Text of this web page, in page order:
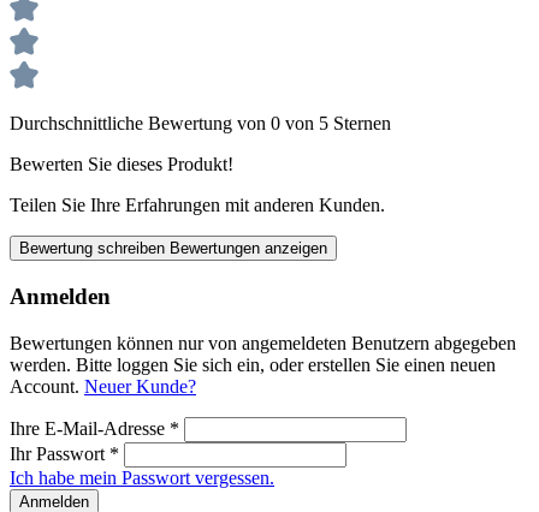
Intensiv-hellbraun
Menge
S-U-SHADE-SET-WACHS, Farbnäpfchen 5 g, Nr. 10
Intensiv-dunkelbraun
Art. Nr. 652805
Durchschnittliche Bewertung von 0 von 5 Sternen
Bewerten Sie dieses Produkt!
Teilen Sie Ihre Erfahrungen mit anderen Kunden.
Bewertung schreiben Bewertungen anzeigen
Anmelden
Bewertungen können nur von angemeldeten Benutzern abgegeben
werden. Bitte loggen Sie sich ein, oder erstellen Sie einen neuen
Account. Neuer Kunde?
Ihre E-Mail-Adresse *
Ihr Passwort *
Ich habe mein Passwort vergessen.
Anmelden